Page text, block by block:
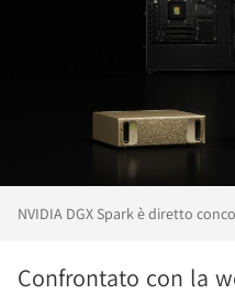
NVIDIA DGX Spark è diretto
Confrontato con la